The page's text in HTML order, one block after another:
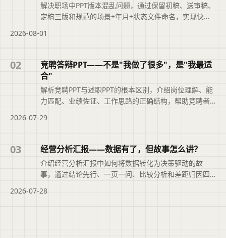
解决职场中PPT版本混乱问题，通过保留初稿、送审稿、
定稿三版和规范的场景+年月+状态文件命名，实现快速
2026-08-01
02
竞聘答辩PPT——不是"我做了很多"，是"我最适
合"
解析竞聘PPT与述职PPT的根本区别，介绍岗位理解、能
力匹配、业绩佐证、工作思路的正确结构，帮助竞聘者
2026-07-29
03 经营分析汇报——数据有了，但故事怎么讲？
介绍经营分析汇报中如何将数据转化为决策驱动的故
事，通过结论先行、一页一问、比较分析和差距归因四
2026-07-28